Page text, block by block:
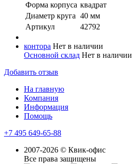
Форма корпуса квадрат
Диаметр круга 40 мм
Артикул
42792
контора Нет в наличии
Основной склад Нет в наличии
Добавить отзыв
На главную
Компания
Информация
Помощь
+7 495 649-65-88
2007-2026 © Квик-офис
Все права защищены